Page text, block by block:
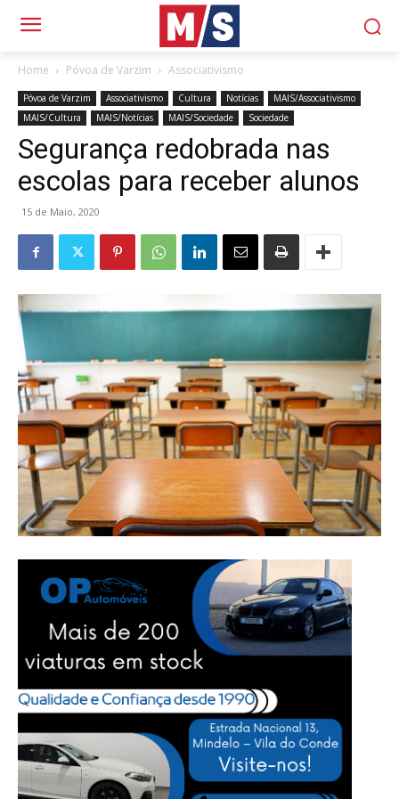
Home Póvoa de Varzim Associativismo
Póvoa de Varzim Associativismo Cultura Notícias
MAIS/Associativismo
MAIS/Cultura
MAIS/Notícias MAIS/Sociedade Sociedade
Segurança redobrada nas
escolas para receber alunos
15 de Maio, 2020